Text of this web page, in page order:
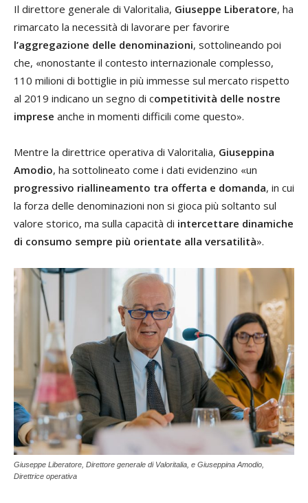
Il direttore generale di Valoritalia, Giuseppe Liberatore, ha
rimarcato la necessità di lavorare per favorire
l’aggregazione delle denominazioni, sottolineando poi
che, «nonostante il contesto internazionale complesso,
110 milioni di bottiglie in più immesse sul mercato rispetto
al 2019 indicano un segno di competitività delle nostre
imprese anche in momenti difficili come questo».
Mentre la direttrice operativa di Valoritalia, Giuseppina
Amodio, ha sottolineato come i dati evidenzino «un
progressivo riallineamento tra offerta e domanda, in cui
la forza delle denominazioni non si gioca più soltanto sul
valore storico, ma sulla capacità di intercettare dinamiche
di consumo sempre più orientate alla versatilità».
Giuseppe Liberatore, Direttore generale di Valoritalia, e Giuseppina Amodio,
Direttrice operativa